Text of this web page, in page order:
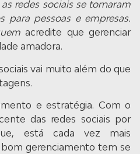
redes sociais se tornaram
para pessoas e empresas.
acredite que gerenciar
amadora.
vai muito além do que
e estratégia. Com o
das redes sociais por
está cada vez mais
gerenciamento tem se